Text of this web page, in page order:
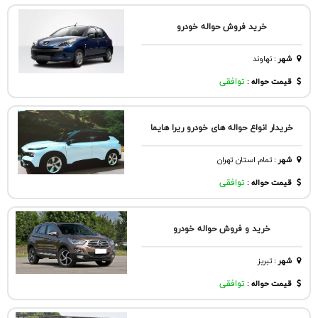
خرید فروش حواله خودرو
شهر:نهاوند
قیمت حواله : توافقی
خریدار انواع حواله های خودرو ریرا هایما
شهر:تمام استان تهران
قیمت حواله : توافقی
خرید و فروش حواله خودرو
شهر:تبريز
قیمت حواله : توافقی